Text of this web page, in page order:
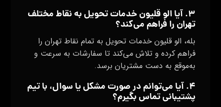
۳. آیا الو قلیون خدمات تحویل به نقاط مختلف
تهران را فراهم می‌کند؟
بله، الو قلیون خدمات تحویل به تمام نقاط تهران را
فراهم کرده و تلاش می‌کند تا سفارشات به سرعت و
به‌موقع به دست مشتریان برسد.
۴. آیا می‌توانم در صورت مشکل یا سوال، با تیم
پشتیبانی تماس بگیرم؟